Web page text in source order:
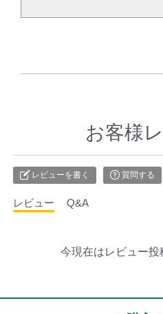
お客様
レビューを書く 質問する
レビュー Q&A
今現在はレビュー投